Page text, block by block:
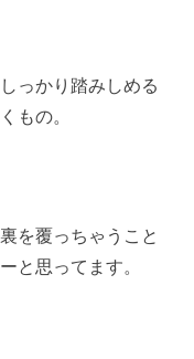
っかり踏みしめる
もの。
を覆っちゃうこと
と思ってます。